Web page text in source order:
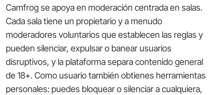
Camfrog se apoya en moderación centrada en salas.
Cada sala tiene un propietario y a menudo
moderadores voluntarios que establecen las reglas y
pueden silenciar, expulsar o banear usuarios
disruptivos, y la plataforma separa contenido general
de 18+. Como usuario también obtienes herramientas
personales: puedes bloquear o silenciar a cualquiera,